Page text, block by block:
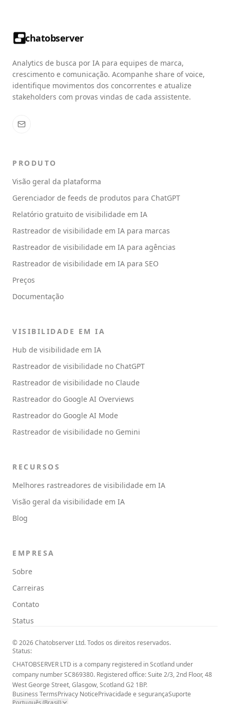
chatobserver
Analytics de busca por IA para equipes de marca,
crescimento e comunicação. Acompanhe share of voice,
identifique movimentos dos concorrentes e atualize
stakeholders com provas vindas de cada assistente.
PRODUTO
Visão geral da plataforma
Gerenciador de feeds de produtos para ChatGPT
Relatório gratuito de visibilidade em IA
Rastreador de visibilidade em IA para marcas
Rastreador de visibilidade em IA para agências
Rastreador de visibilidade em IA para SEO
Preços
Documentação
VISIBILIDADE EM IA
Hub de visibilidade em IA
Rastreador de visibilidade no ChatGPT
Rastreador de visibilidade no Claude
Rastreador do Google AI Overviews
Rastreador do Google AI Mode
Rastreador de visibilidade no Gemini
RECURSOS
Melhores rastreadores de visibilidade em IA
Visão geral da visibilidade em IA
Blog
EMPRESA
Sobre
Carreiras
Contato
Status
© 2026 Chatobserver Ltd. Todos os direitos reservados.
Status:
CHATOBSERVER LTD is a company registered in Scotland under
company number SC869380. Registered office: Suite 2/3, 2nd Floor, 48
West George Street, Glasgow, Scotland G2 1BP.
Business TermsPrivacy NoticePrivacidade e segurançaSuporte
Português (Brasil)